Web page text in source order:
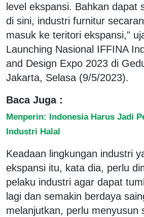
level ekspansi. Bahkan dapat
di sini, industri furnitur
masuk ke teritori ekspansi,"
Launching Nasional IFFINA
and Design Expo 2023 di
Jakarta, Selasa (9/5/2023).
Baca Juga :
Menperin: Indonesia Harus Jadi
Industri Halal
Keadaan lingkungan industri
ekspansi itu, kata dia, perlu
pelaku industri agar dapat
lagi dan semakin berdaya
melanjutkan, perlu menyusun